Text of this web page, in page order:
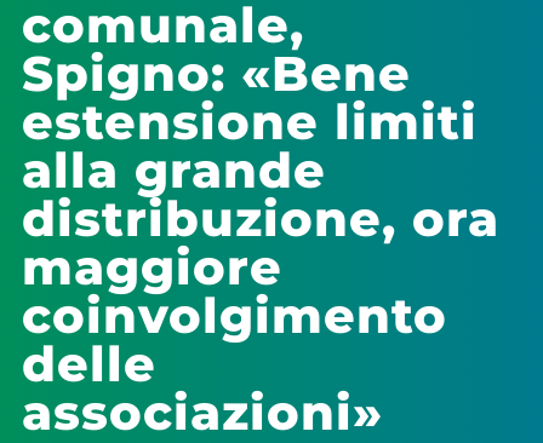
comunale,
Spigno: «Bene
estensione limiti
alla grande
distribuzione, ora
maggiore
coinvolgimento
delle
associazioni»